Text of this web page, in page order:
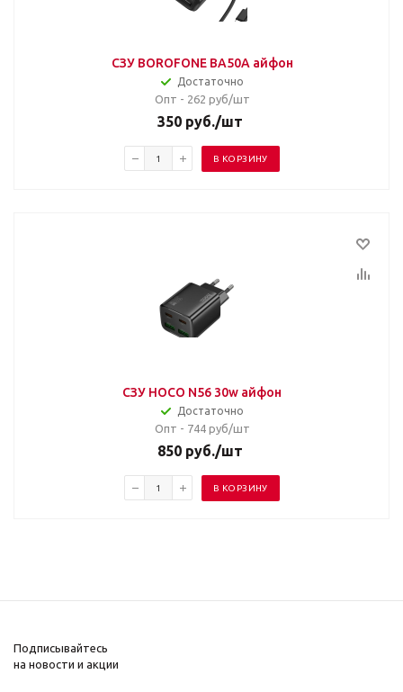
СЗУ BOROFONE BA50A айфон
Достаточно
Опт - 262 руб/шт
350 руб./шт
В КОРЗИНУ
СЗУ HOCO N56 30w айфон
Достаточно
Опт - 744 руб/шт
850 руб./шт
В КОРЗИНУ
Подписывайтесь
на новости и акции